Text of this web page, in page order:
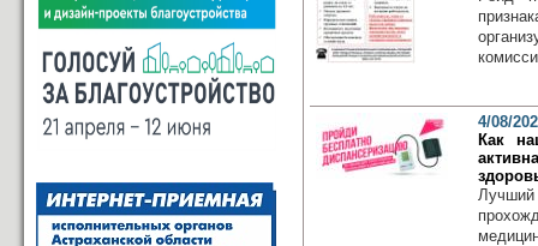
4/08/
Как
Лучший